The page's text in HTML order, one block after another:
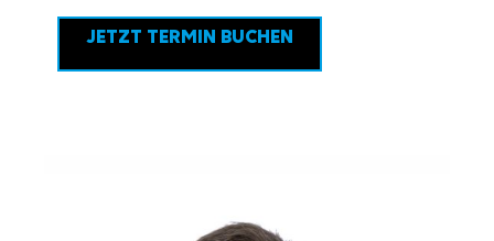
JETZT TERMIN BUCHEN